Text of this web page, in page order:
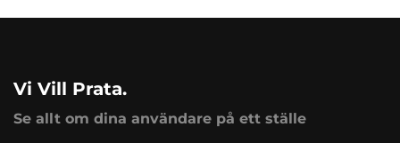
Vi Vill Prata.
Se allt om dina användare på ett ställe